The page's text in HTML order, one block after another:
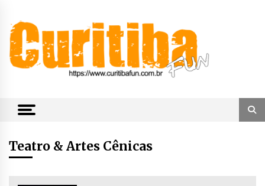
content
CuritibaFun
Teatro & Artes Cênicas